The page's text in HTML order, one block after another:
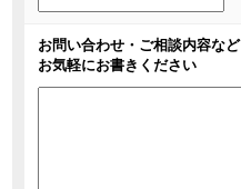
お問い合わせ・ご相談内容など
お気軽にお書きください